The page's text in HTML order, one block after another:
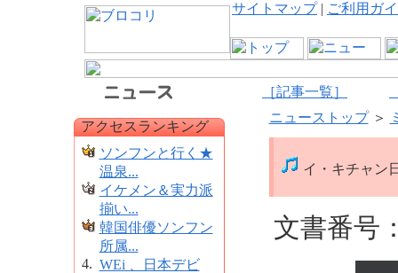
サイトマップ| ご利用ガ
［記事一覧］
アクセスランキング
ソンフンと行く★
温泉...
イケメン＆実力派
揃い...
韓国俳優ソンフン
所属...
4. WEi 、日本デビ
ニューストップ＞
イ・キチャン
文書番号